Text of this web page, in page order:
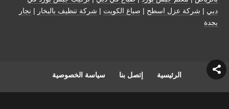
دبي | شركة عزل اسطح | صباغ الكويت | شركة تنظيف بالبخار | نجار
بجدة
الرئيسية إتصل بنا سياسة الخصوصية